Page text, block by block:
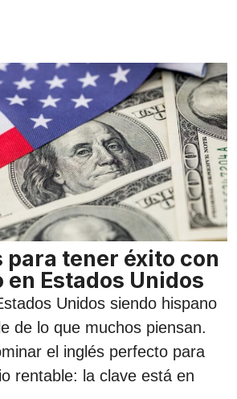
para tener éxito con
en Estados Unidos
Unidos siendo hispano
de lo que muchos piensan.
el inglés perfecto para
rentable: la clave está en